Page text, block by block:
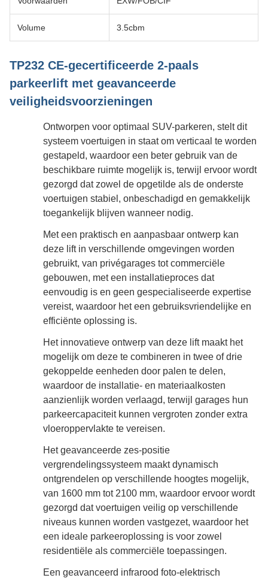
Volume 3.5cbm
TP232 CE-gecertificeerde 2-paals
parkeerlift met geavanceerde
veiligheidsvoorzieningen
Ontworpen voor optimaal SUV-parkeren, stelt dit
systeem voertuigen in staat om verticaal te worden
gestapeld, waardoor een beter gebruik van de
beschikbare ruimte mogelijk is, terwijl ervoor wordt
gezorgd dat zowel de opgetilde als de onderste
voertuigen stabiel, onbeschadigd en gemakkelijk
toegankelijk blijven wanneer nodig.
Met een praktisch en aanpasbaar ontwerp kan
deze lift in verschillende omgevingen worden
gebruikt, van privégarages tot commerciële
gebouwen, met een installatieproces dat
eenvoudig is en geen gespecialiseerde expertise
vereist, waardoor het een gebruiksvriendelijke en
efficiënte oplossing is.
Het innovatieve ontwerp van deze lift maakt het
mogelijk om deze te combineren in twee of drie
gekoppelde eenheden door palen te delen,
waardoor de installatie- en materiaalkosten
aanzienlijk worden verlaagd, terwijl garages hun
parkeercapaciteit kunnen vergroten zonder extra
vloeroppervlakte te vereisen.
Het geavanceerde zes-positie
vergrendelingssysteem maakt dynamisch
ontgrendelen op verschillende hoogtes mogelijk,
van 1600 mm tot 2100 mm, waardoor ervoor wordt
gezorgd dat voertuigen veilig op verschillende
niveaus kunnen worden vastgezet, waardoor het
een ideale parkeeroplossing is voor zowel
residentiële als commerciële toepassingen.
Een geavanceerd infrarood foto-elektrisch